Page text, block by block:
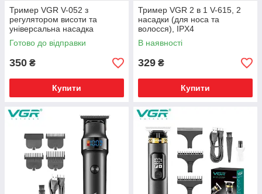
Тример VGR V-052 з
регулятором висоти та
універсальна насадка
Готово до відправки
350 ₴
Купити
Тример VGR 2 в 1 V-615, 2
насадки (для носа та
волосся), IPX4
В наявності
329 ₴
Купити